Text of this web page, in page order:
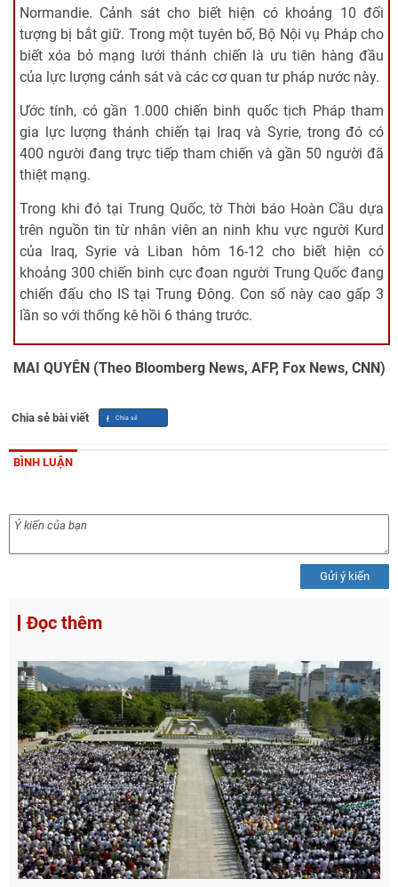
Normandie. Cảnh sát cho biết hiện có khoảng 10 đối
tượng bị bắt giữ. Trong một tuyên bố, Bộ Nội vụ Pháp cho
biết xóa bỏ mạng lưới thánh chiến là ưu tiên hàng đầu
của lực lượng cảnh sát và các cơ quan tư pháp nước này.
Ước tính, có gần 1.000 chiến binh quốc tịch Pháp tham
gia lực lượng thánh chiến tại Iraq và Syrie, trong đó có
400 người đang trực tiếp tham chiến và gần 50 người đã
thiệt mạng.
Trong khi đó tại Trung Quốc, tờ Thời báo Hoàn Cầu dựa
trên nguồn tin từ nhân viên an ninh khu vực người Kurd
của Iraq, Syrie và Liban hôm 16-12 cho biết hiện có
khoảng 300 chiến binh cực đoan người Trung Quốc đang
chiến đấu cho IS tại Trung Đông. Con số này cao gấp 3
lần so với thống kê hồi 6 tháng trước.
MAI QUYÊN (Theo Bloomberg News, AFP, Fox News, CNN)
Chia sẻ bài viết
BÌNH LUẬN
Gửi ý kiến
Đọc thêm